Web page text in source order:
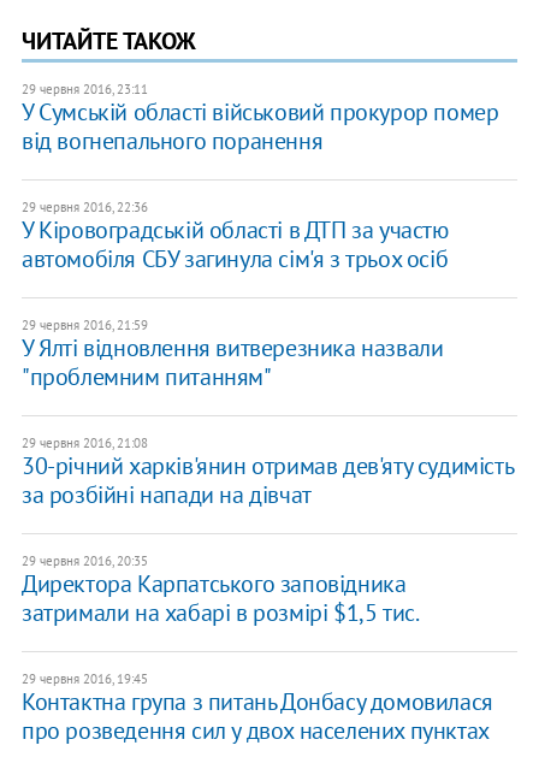
ЧИТАЙТЕ ТАКОЖ
29 червня 2016, 23:11
У Сумській області військовий прокурор помер
від вогнепального поранення
29 червня 2016, 22:36
У Кіровоградській області в ДТП за участю
автомобіля СБУ загинула сім'я з трьох осіб
29 червня 2016, 21:59
У Ялті відновлення витверезника назвали
"проблемним питанням"
29 червня 2016, 21:08
30-річний харків'янин отримав дев'яту судимість
за розбійні напади на дівчат
29 червня 2016, 20:35
Директора Карпатського заповідника
затримали на хабарі в розмірі $1,5 тис.
29 червня 2016, 19:45
Контактна група з питань Донбасу домовилася
про розведення сил у двох населених пунктах